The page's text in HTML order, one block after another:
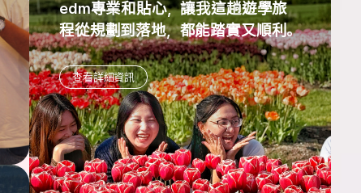
edm專業和貼心，讓我這趟遊學旅
程從規劃到落地，都能踏實又順利。
查看詳細資訊